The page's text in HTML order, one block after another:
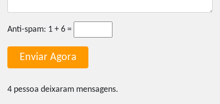
Anti-spam: 1 + 6 =
4 pessoa deixaram mensagens.